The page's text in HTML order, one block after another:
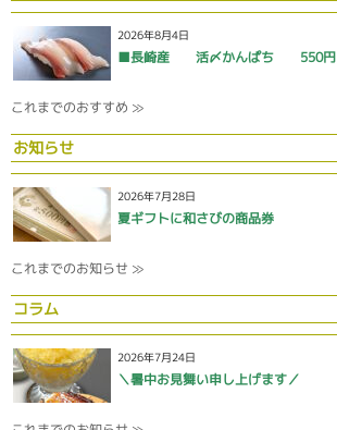
2026年8月4日
■長崎産 活〆かんぱち 550円
これまでのおすすめ ≫
お知らせ
2026年7月28日
夏ギフトに和さびの商品券
これまでのお知らせ ≫
コラム
2026年7月24日
＼暑中お見舞い申し上げます／